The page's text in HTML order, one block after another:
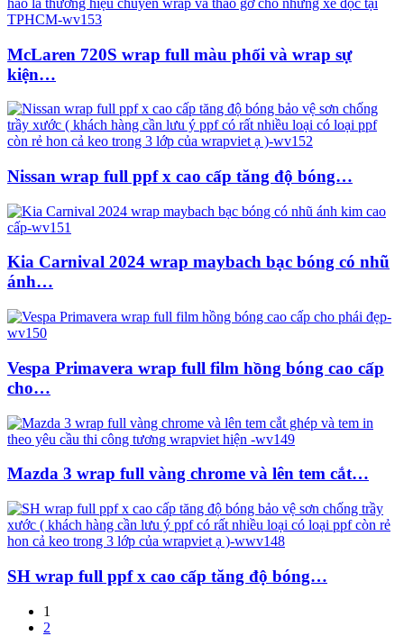
McLaren 720S wrap full màu phối và wrap sự
kiện…
Nissan wrap full ppf x cao cấp tăng độ bóng…
Kia Carnival 2024 wrap maybach bạc bóng có nhũ
ánh…
Vespa Primavera wrap full film hồng bóng cao cấp
cho…
Mazda 3 wrap full vàng chrome và lên tem cắt…
SH wrap full ppf x cao cấp tăng độ bóng…
1
2